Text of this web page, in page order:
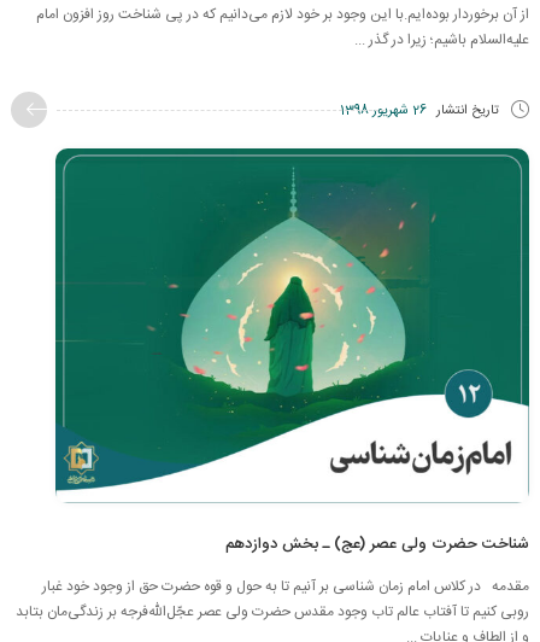
از آن برخوردار بوده‌ایم.با این وجود بر خود لازم می‌دانیم که در پی شناخت روز افزون امام
عليه‌السلام باشیم؛ زیرا در گذر ...
تاریخ انتشار 26 شهریور 1398
شناخت حضرت ولی عصر (عج) ـ بخش دوازدهم
مقدمه در کلاس امام زمان شناسی بر آنیم تا به حول و قوه حضرت حق از وجود خود غبار
روبی کنیم تا آفتاب عالم تاب وجود مقدس حضرت ولی عصر عجّل‌الله‌فرجه بر زندگی‌مان بتابد